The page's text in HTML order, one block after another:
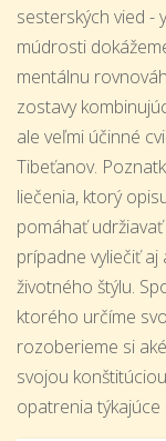
sesterských vied -
múdrosti
mentálnu
zostavy
ale veľmi účinné
Tibeťanov.
liečenia, ktorý
pomáhať
prípadne vyliečiť
životného štýlu.
ktorého určíme
rozoberieme si
svojou
opatrenia